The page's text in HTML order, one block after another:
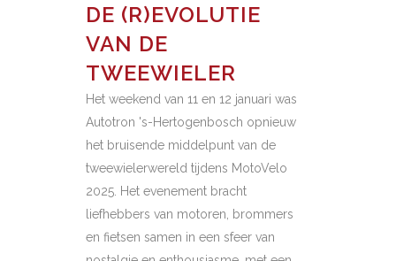
DE (R)EVOLUTIE
VAN DE
TWEEWIELER
Het weekend van 11 en 12 januari was
Autotron 's-Hertogenbosch opnieuw
het bruisende middelpunt van de
tweewielerwereld tijdens MotoVelo
2025. Het evenement bracht
liefhebbers van motoren, brommers
en fietsen samen in een sfeer van